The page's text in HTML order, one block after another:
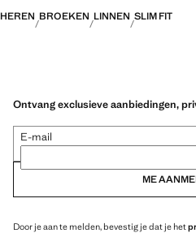
HEREN BROEKEN LINNEN SLIM FIT
Ontvang exclusieve aanbiedingen,
E-mail
ME
Door je aan te melden, bevestig je dat je het